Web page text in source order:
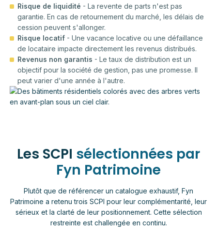
Risque de liquidité - La revente de parts n'est pas
garantie. En cas de retournement du marché, les délais de
cession peuvent s'allonger.
Risque locatif - Une vacance locative ou une défaillance
de locataire impacte directement les revenus distribués.
Revenus non garantis - Le taux de distribution est un
objectif pour la société de gestion, pas une promesse. Il
peut varier d'une année à l'autre.
Les SCPI sélectionnées par
Fyn Patrimoine
Plutôt que de référencer un catalogue exhaustif, Fyn
Patrimoine a retenu trois SCPI pour leur complémentarité, leur
sérieux et la clarté de leur positionnement. Cette sélection
restreinte est challengée en continu.